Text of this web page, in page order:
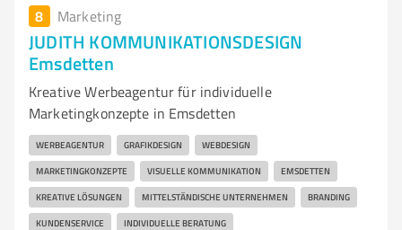
8 Marketing
JUDITH KOMMUNIKATIONSDESIGN
Emsdetten
Kreative Werbeagentur für individuelle
Marketingkonzepte in Emsdetten
WERBEAGENTUR GRAFIKDESIGN WEBDESIGN
MARKETINGKONZEPTE VISUELLE KOMMUNIKATION EMSDETTEN
KREATIVE LÖSUNGEN MITTELSTÄNDISCHE UNTERNEHMEN BRANDING
KUNDENSERVICE INDIVIDUELLE BERATUNG